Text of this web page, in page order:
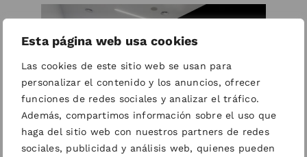
Esta página web usa cookies
Las cookies de este sitio web se usan para
personalizar el contenido y los anuncios, ofrecer
funciones de redes sociales y analizar el tráfico.
Además, compartimos información sobre el uso que
haga del sitio web con nuestros partners de redes
sociales, publicidad y análisis web, quienes pueden